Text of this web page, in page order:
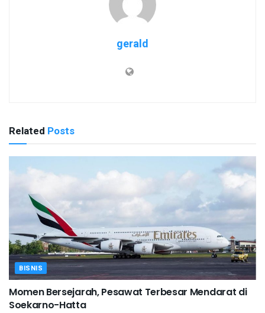
gerald
Related Posts
BISNIS
Momen Bersejarah, Pesawat Terbesar Mendarat di
Soekarno-Hatta